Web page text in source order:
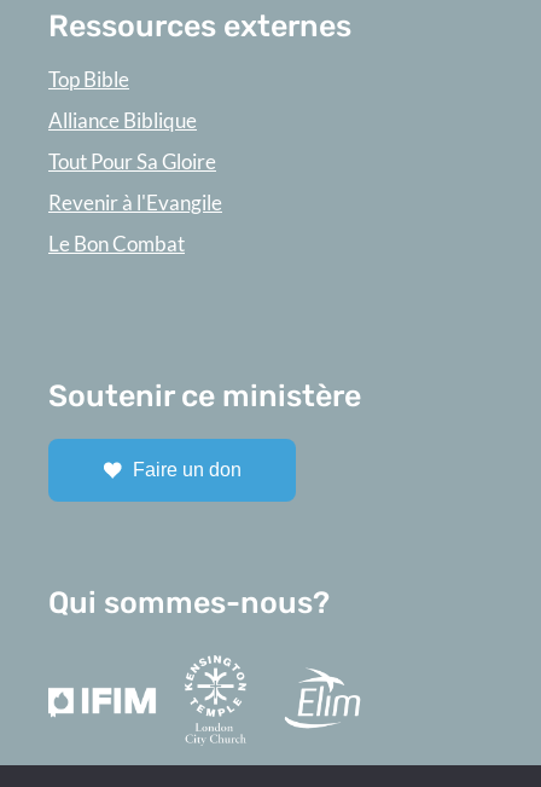
Ressources externes
Top Bible
Alliance Biblique
Tout Pour Sa Gloire
Revenir à l'Evangile
Le Bon Combat
Soutenir ce ministère
Faire un don
Qui sommes-nous?